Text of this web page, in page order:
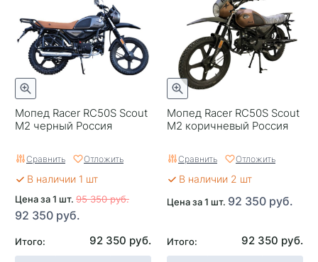
Мопед Racer RC50S Scout
M2 черный Россия
Сравнить Отложить
В наличии 1 шт
Цена за 1 шт. 95 350 руб.
92 350 руб.
Итого: 92 350 руб.
Мопед Racer RC50S Scout
M2 коричневый Россия
Сравнить Отложить
В наличии 2 шт
Цена за 1 шт. 92 350 руб.
Итого: 92 350 руб.